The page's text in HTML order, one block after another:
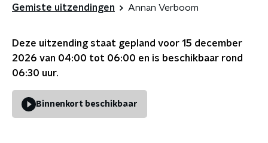
Gemiste uitzendingen Annan Verboom
Deze uitzending staat gepland voor 15 december
2026 van 04:00 tot 06:00 en is beschikbaar rond
06:30 uur.
Binnenkort beschikbaar